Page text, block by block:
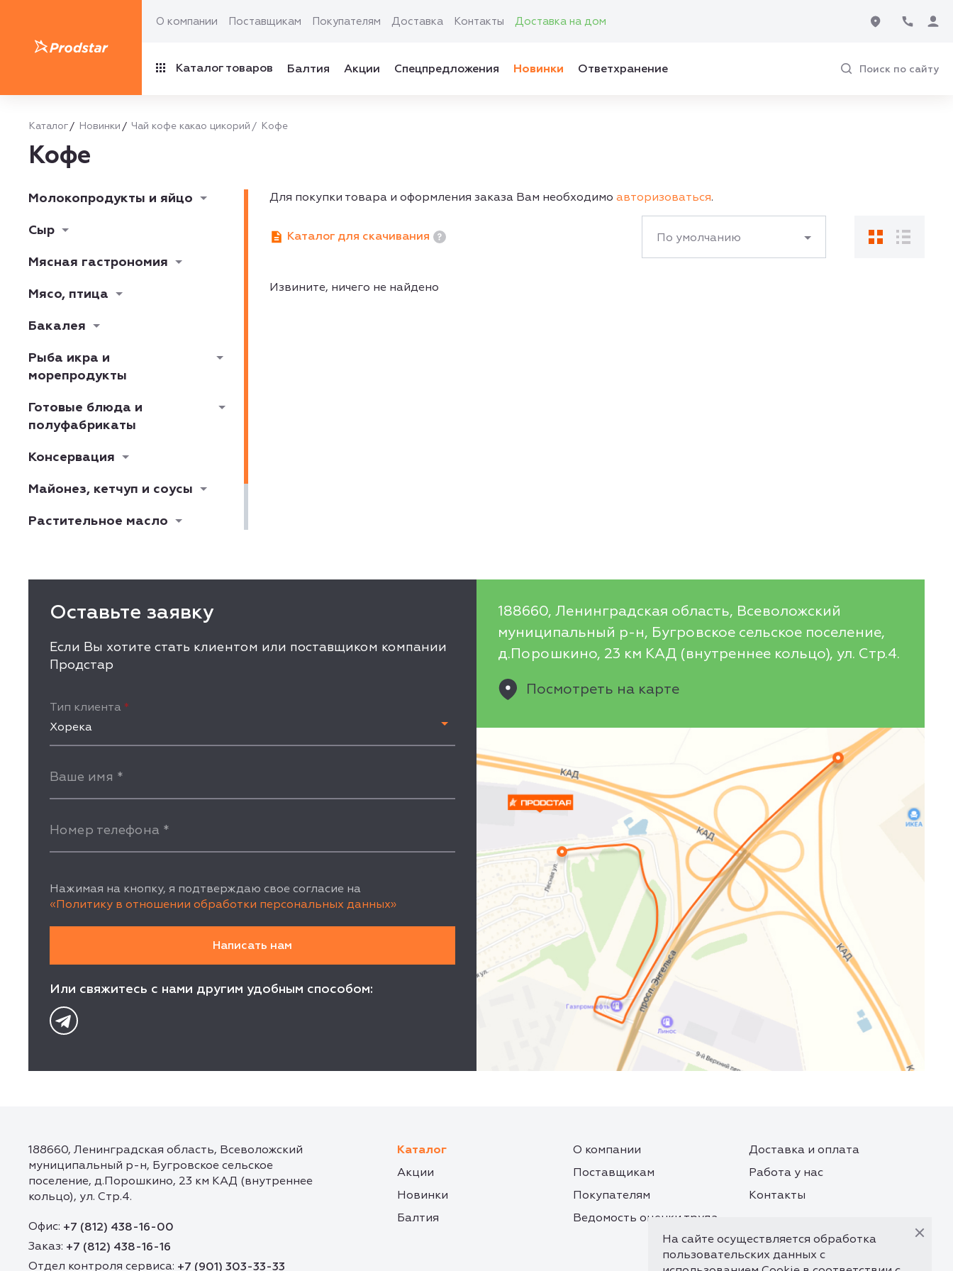
О компании Поставщикам Покупателям Доставка Контакты Доставка на дом
Каталог товаров Балтия Акции Спецпредложения Новинки Ответхранение Поиск по сайту
Каталог Новинки Чай кофе какао цикорий Кофе
Кофе
Молокопродукты и яйцо
Сыр
Мясная гастрономия
Мясо, птица
Бакалея
Рыба икра и
морепродукты
Готовые блюда и
полуфабрикаты
Консервация
Майонез, кетчуп и соусы
Растительное масло
Для покупки товара и оформления заказа Вам необходимо авторизоваться.
Каталог для скачивания По умолчанию
Извините, ничего не найдено
Оставьте заявку
Если Вы хотите стать клиентом или поставщиком компании
Продстар
Тип клиента *
Хорека
Ваше имя *
Номер телефона *
Нажимая на кнопку, я подтверждаю свое согласие на
«Политику в отношении обработки персональных данных»
Или свяжитесь с нами другим удобным способом:
188660, Ленинградская область, Всеволожский
муниципальный р-н, Бугровское сельское поселение,
д.Порошкино, 23 км КАД (внутреннее кольцо), ул. Стр.4.
Посмотреть на карте
188660, Ленинградская область, Всеволожский
муниципальный р-н, Бугровское сельское
поселение, д.Порошкино, 23 км КАД (внутреннее
кольцо), ул. Стр.4.
Офис: +7 (812) 438-16-00
Заказ: +7 (812) 438-16-16
Отдел контроля сервиса: +7 (901) 303-33-33
Каталог О компании
Доставка и оплата
Акции
Поставщикам
Работа у нас
Новинки
Покупателям
Контакты
Балтия
Ведомость оценки труда
На сайте осуществляется обработка
пользовательских данных с